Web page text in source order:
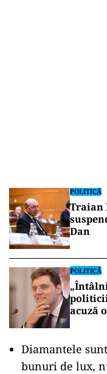
POLITICĂ
Traian
Dan
POLITICĂ
politicii
acuză
Diamantele
bunuri de lux,